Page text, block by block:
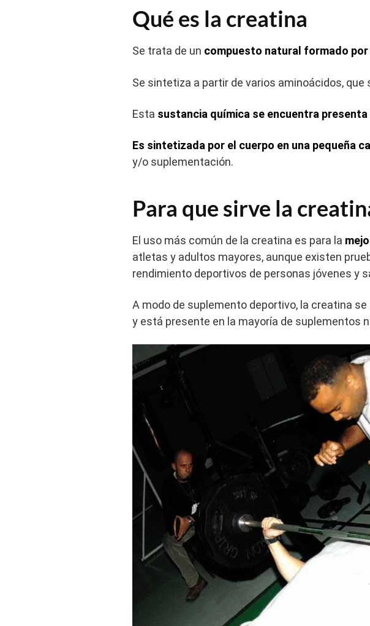
Qué es la creatina
Se trata de un compuesto natural formado por
Se sintetiza a partir de varios aminoácidos,
Esta sustancia química se encuentra presenta
Es sintetizada por el cuerpo en una pequeña
y/o suplementación.
Para que sirve la
El uso más común de la creatina es para la
atletas y adultos mayores, aunque existen
rendimiento deportivos de personas jóvenes y
A modo de suplemento deportivo, la creatina se
y está presente en la mayoría de suplementos